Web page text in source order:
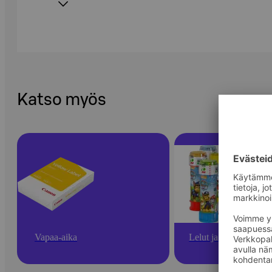
Katso myös
Vapaa-aika Lelut ja pelit